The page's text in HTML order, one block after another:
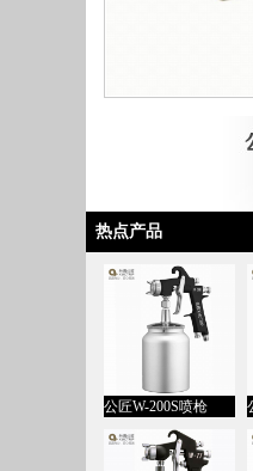
热点产品
公匠W-200S喷枪